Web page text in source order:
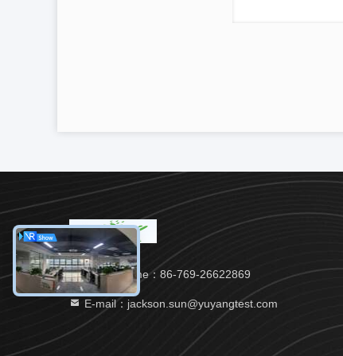
Télégramme：86-769-26622869
E-mail：jackson.sun@yuyangtest.com